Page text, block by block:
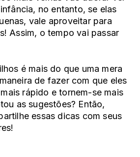
no entanto, se elas
vale aproveitar para
Assim, o tempo vai passar
é mais do que uma mera
de fazer com que eles
rápido e tornem-se mais
as sugestões? Então,
essas dicas com seus